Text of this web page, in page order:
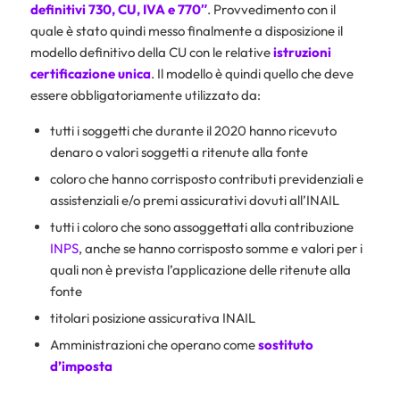
definitivi 730, CU, IVA e 770″. Provvedimento con il
quale è stato quindi messo finalmente a disposizione il
modello definitivo della CU con le relativeistruzioni
certificazione unica. Il modello è quindi quello che deve
essere obbligatoriamente utilizzato da:
tutti i soggetti che durante il 2020 hanno ricevuto
denaro o valori soggetti a ritenute alla fonte
coloro che hanno corrisposto contributi previdenziali e
assistenziali e/o premi assicurativi dovuti all’INAIL
tutti i coloro che sono assoggettati alla contribuzione
INPS, anche se hanno corrisposto somme e valori per i
quali non è prevista l’applicazione delle ritenute alla
fonte
titolari posizione assicurativa INAIL
Amministrazioni che operano comesostituto
d’imposta